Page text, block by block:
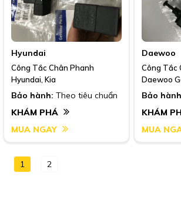
Hyundai
Công Tắc Chân Phanh
Hyundai, Kia
Bảo hành: Theo tiêu chuẩn
KHÁM PHÁ
MUA NGAY
Daewoo
Công Tắc
Daewoo
Bảo
KHÁM
MUA
1 2